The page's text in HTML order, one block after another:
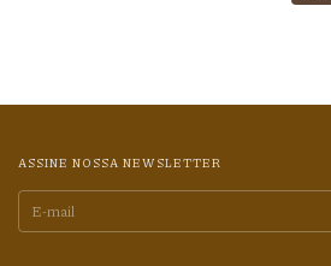
ASSINE NOSSA NEWSLETTER